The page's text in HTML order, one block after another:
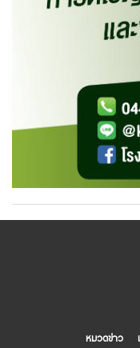
หมวดข่าว